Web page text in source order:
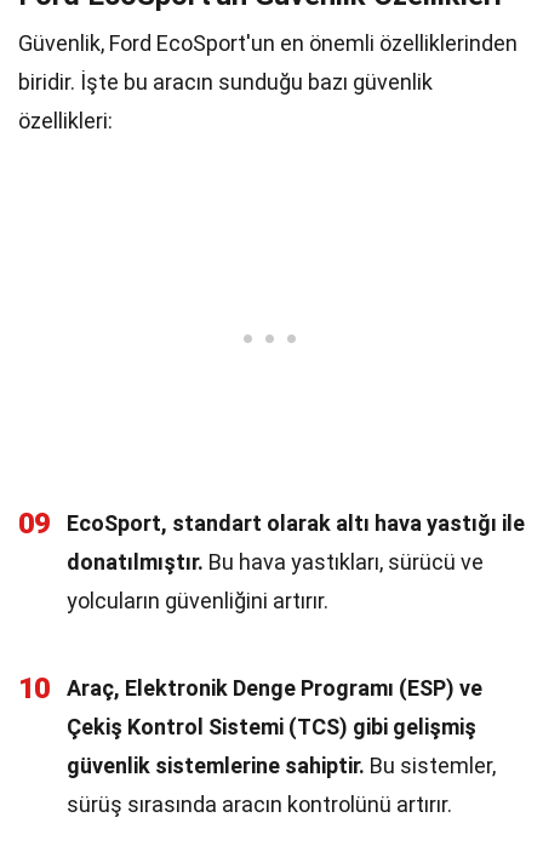
Güvenlik, Ford EcoSport'un en önemli özelliklerinden
biridir. İşte bu aracın sunduğu bazı güvenlik
özellikleri:
09
EcoSport, standart olarak altı hava yastığı ile
donatılmıştır. Bu hava yastıkları, sürücü ve
yolcuların güvenliğini artırır.
10
Araç, Elektronik Denge Programı (ESP) ve
Çekiş Kontrol Sistemi (TCS) gibi gelişmiş
güvenlik sistemlerine sahiptir. Bu sistemler,
sürüş sırasında aracın kontrolünü artırır.